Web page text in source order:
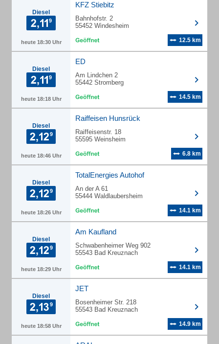
Diesel
heute 18:30 Uhr
KFZ Stiebitz
Bahnhofstr. 2
55452 Windesheim
12.5 km
Diesel
heute 18:18 Uhr
ED
Am Lindchen 2
55442 Stromberg
14.5 km
Diesel
heute 18:46 Uhr
Raiffeisen Hunsrück
Raiffeisenstr. 18
55595 Weinsheim
6.8 km
Diesel
heute 18:26 Uhr
TotalEnergies Autohof
An der A 61
55444 Waldlaubersheim
14.1 km
Diesel
heute 18:29 Uhr
Am Kaufland
Schwabenheimer Weg 902
55543 Bad Kreuznach
14.1 km
Diesel
heute 18:58 Uhr
JET
Bosenheimer Str. 218
55543 Bad Kreuznach
14.9 km